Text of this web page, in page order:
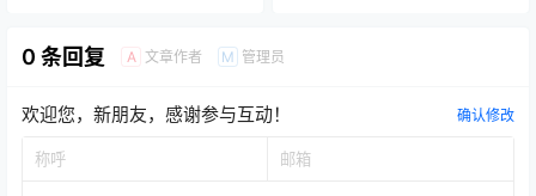
0 条回复 A 文章作者 M 管理员
欢迎您，新朋友，感谢参与互动！ 确认修改